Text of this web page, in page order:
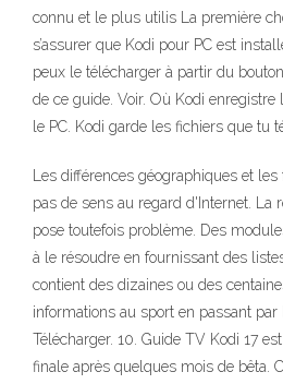
connu et le plus utilis La première
s’assurer que Kodi pour PC est
peux le télécharger à partir du
de ce guide. Voir. Où Kodi
le PC. Kodi garde les fichiers que tu
Les différences géographiques et
pas de sens au regard d'Internet. La
pose toutefois problème. Des
à le résoudre en fournissant des
contient des dizaines ou des
informations au sport en passant par
Télécharger. 10. Guide TV Kodi 17
finale après quelques mois de bêta.